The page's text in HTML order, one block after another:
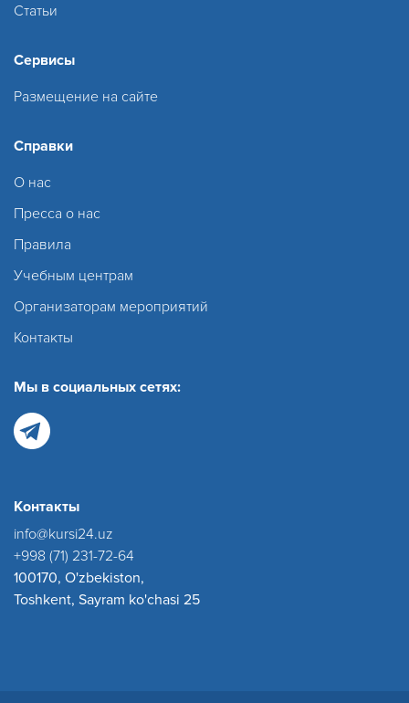
Статьи
Сервисы
Размещение на сайте
Справки
О нас
Пресса о нас
Правила
Учебным центрам
Организаторам мероприятий
Контакты
Мы в социальных сетях:
Контакты
info@kursi24.uz
+998 (71) 231-72-64
100170, O'zbekiston,
Toshkent, Sayram ko'chasi 25